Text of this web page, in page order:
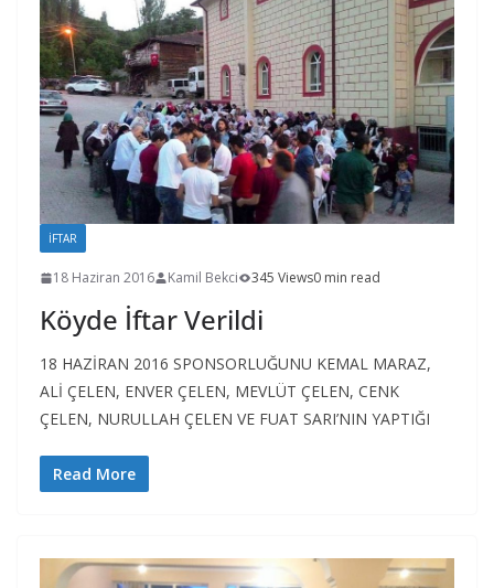
İFTAR
18 Haziran 2016 Kamil Bekci 345 Views0 min read
Köyde İftar Verildi
18 HAZİRAN 2016 SPONSORLUĞUNU KEMAL MARAZ,
ALİ ÇELEN, ENVER ÇELEN, MEVLÜT ÇELEN, CENK
ÇELEN, NURULLAH ÇELEN VE FUAT SARI’NIN YAPTIĞI
Read More